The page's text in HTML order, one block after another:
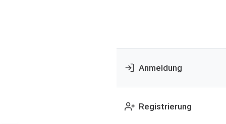
Anmeldung
Registrierung